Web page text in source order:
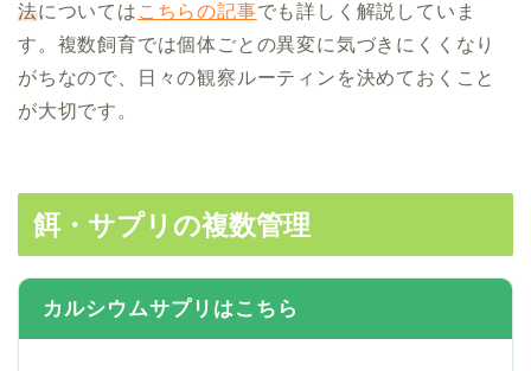
法については こちらの記事でも詳しく解説していま
す。複数飼育では個体ごとの異変に気づきにくくなり
がちなので、日々の観察ルーティンを決めておくこと
が大切です。
餌・サプリの複数管理
カルシウムサプリはこちら